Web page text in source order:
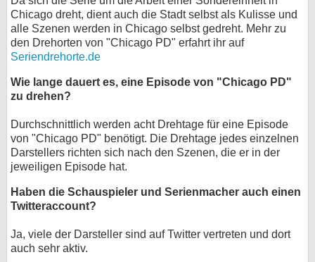
Chicago dreht, dient auch die Stadt selbst als Kulisse und
alle Szenen werden in Chicago selbst gedreht. Mehr zu
den Drehorten von "Chicago PD" erfahrt ihr auf
Seriendrehorte.de
Wie lange dauert es, eine Episode von "Chicago PD"
zu drehen?
Durchschnittlich werden acht Drehtage für eine Episode
von "Chicago PD" benötigt. Die Drehtage jedes einzelnen
Darstellers richten sich nach den Szenen, die er in der
jeweiligen Episode hat.
Haben die Schauspieler und Serienmacher auch einen
Twitteraccount?
Ja, viele der Darsteller sind auf Twitter vertreten und dort
auch sehr aktiv.